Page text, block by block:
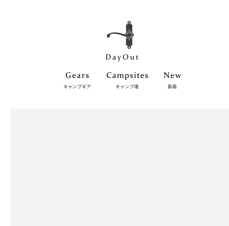
キャンプギア キャンプ場 新着